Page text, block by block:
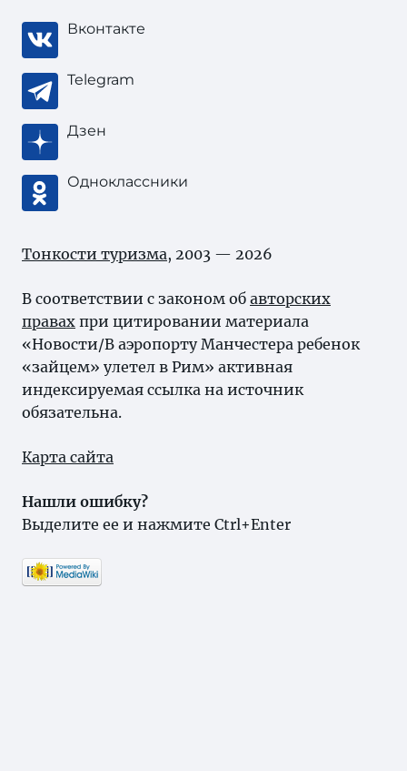
Вконтакте
Telegram
Дзен
Одноклассники
Тонкости туризма, 2003 — 2026
В соответствии с законом об авторских
правах при цитировании материала
«Новости/В аэропорту Манчестера ребенок
«зайцем» улетел в Рим» активная
индексируемая ссылка на источник
обязательна.
Карта сайта
Нашли ошибку?
Выделите ее и нажмите Ctrl+Enter